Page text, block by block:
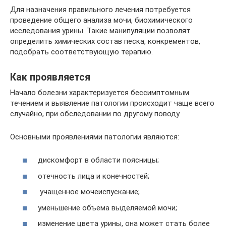
Для назначения правильного лечения потребуется
проведение общего анализа мочи, биохимического
исследования урины. Такие манипуляции позволят
определить химических состав песка, конкрементов,
подобрать соответствующую терапию.
Как проявляется
Начало болезни характеризуется бессимптомным
течением и выявление патологии происходит чаще всего
случайно, при обследовании по другому поводу.
Основными проявлениями патологии являются:
дискомфорт в области поясницы;
отечность лица и конечностей;
учащенное мочеиспускание;
уменьшение объема выделяемой мочи;
изменение цвета урины, она может стать более